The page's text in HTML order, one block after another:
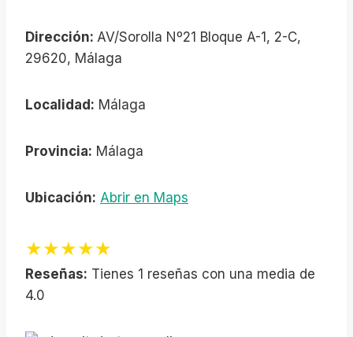
Dirección: AV/Sorolla Nº21 Bloque A-1, 2-C,
29620, Málaga
Localidad: Málaga
Provincia: Málaga
Ubicación: Abrir en Maps
★★★★★
Reseñas: Tienes 1 reseñas con una media de
4.0